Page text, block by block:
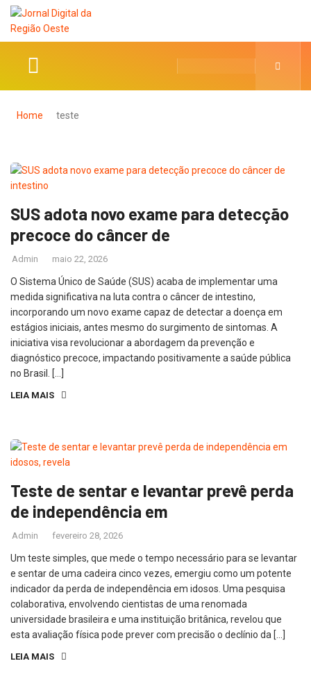
Home teste
SUS adota novo exame para detecção
precoce do câncer de
Admin maio 22, 2026
O Sistema Único de Saúde (SUS) acaba de implementar uma
medida significativa na luta contra o câncer de intestino,
incorporando um novo exame capaz de detectar a doença em
estágios iniciais, antes mesmo do surgimento de sintomas. A
iniciativa visa revolucionar a abordagem da prevenção e
diagnóstico precoce, impactando positivamente a saúde pública
no Brasil. […]
LEIA MAIS
Teste de sentar e levantar prevê perda
de independência em
Admin fevereiro 28, 2026
Um teste simples, que mede o tempo necessário para se levantar
e sentar de uma cadeira cinco vezes, emergiu como um potente
indicador da perda de independência em idosos. Uma pesquisa
colaborativa, envolvendo cientistas de uma renomada
universidade brasileira e uma instituição britânica, revelou que
esta avaliação física pode prever com precisão o declínio da […]
LEIA MAIS